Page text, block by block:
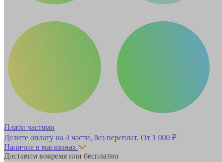
Плати частями
Делите оплату на 4 части, без переплат. От 1 000 ₽
Наличие в магазинах
Доставим вовремя или бесплатно